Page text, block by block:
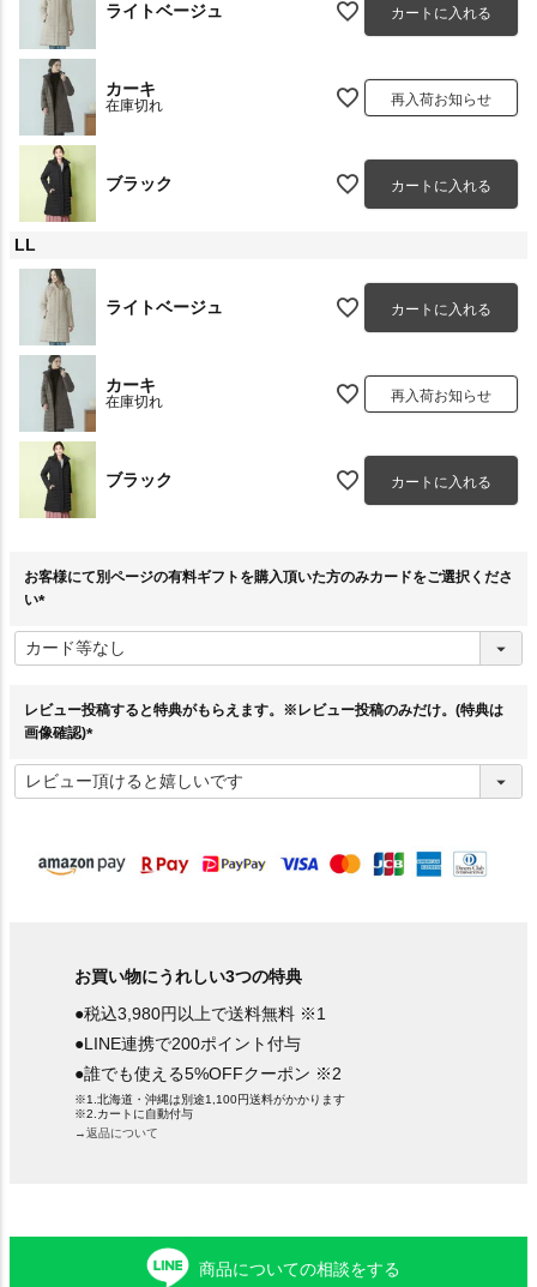
ライトベージュ カートに入れる
カーキ
在庫切れ 再入荷お知らせ
ブラック カートに入れる
LL
ライトベージュ カートに入れる
カーキ
在庫切れ 再入荷お知らせ
ブラック カートに入れる
お客様にて別ページの有料ギフトを購入頂いた方のみカードをご選択くださ
い
必
須
レビュー投稿すると特典がもらえます。※レビュー投稿のみだけ。(特典は
画像確認)
必
須
お買い物にうれしい3つの特典
●税込3,980円以上で送料無料 ※1
●LINE連携で200ポイント付与
●誰でも使える5%OFFクーポン ※2
※1.北海道・沖縄は別途1,100円送料がかかります
※2.カートに自動付与
→返品について
商品についての相談をする